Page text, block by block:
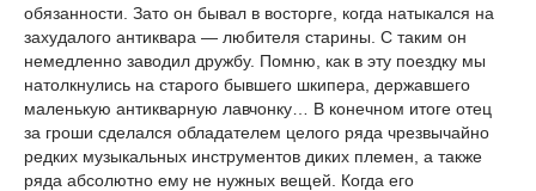
обязанности. Зато он бывал в восторге, когда натыкался на
захудалого антиквара — любителя старины. С таким он
немедленно заводил дружбу. Помню, как в эту поездку мы
натолкнулись на старого бывшего шкипера, державшего
маленькую антикварную лавчонку… В конечном итоге отец
за гроши сделался обладателем целого ряда чрезвычайно
редких музыкальных инструментов диких племен, а также
ряда абсолютно ему не нужных вещей. Когда его